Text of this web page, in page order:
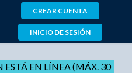
CREAR CUENTA
INICIO DE SESIÓN
ESTÁ EN LÍNEA (MÁX. 30